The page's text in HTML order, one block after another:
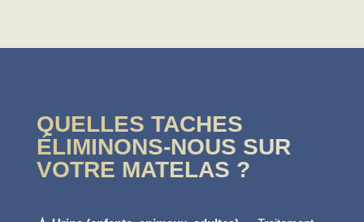
QUELLES TACHES
ÉLIMINONS-NOUS SUR
VOTRE MATELAS ?